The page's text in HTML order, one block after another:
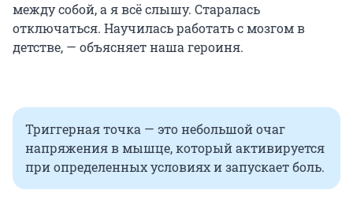
между собой, а я всё слышу. Старалась
отключаться. Научилась работать с мозгом в
детстве, — объясняет наша героиня.
Триггерная точка — это небольшой очаг
напряжения в мышце, который активируется
при определенных условиях и запускает боль.